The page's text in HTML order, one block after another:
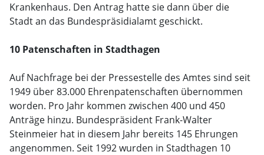
Krankenhaus. Den Antrag hatte sie dann über die
Stadt an das Bundespräsidialamt geschickt.
10 Patenschaften in Stadthagen
Auf Nachfrage bei der Pressestelle des Amtes sind seit
1949 über 83.000 Ehrenpatenschaften übernommen
worden. Pro Jahr kommen zwischen 400 und 450
Anträge hinzu. Bundespräsident Frank-Walter
Steinmeier hat in diesem Jahr bereits 145 Ehrungen
angenommen. Seit 1992 wurden in Stadthagen 10